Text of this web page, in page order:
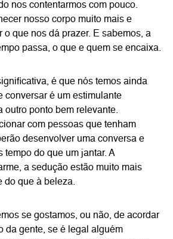
nos contentarmos com pouco.
nosso corpo muito mais e
o que nos dá prazer. E sabemos, a
passa, o que e quem se encaixa.
é que nós temos ainda
conversar é um estimulante
outro ponto bem relevante.
com pessoas que tenham
desenvolver uma conversa e
tempo do que um jantar. A
a sedução estão muito mais
do que à beleza.
se gostamos, ou não, de acordar
da gente, se é legal alguém